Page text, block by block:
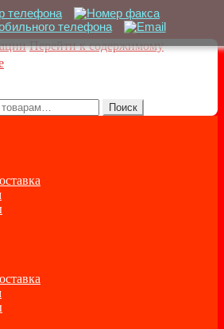
Перейти к содержимому
Поиск